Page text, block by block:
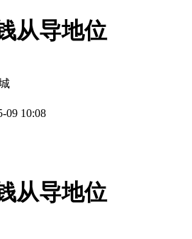
从导地位
09 10:08
从导地位